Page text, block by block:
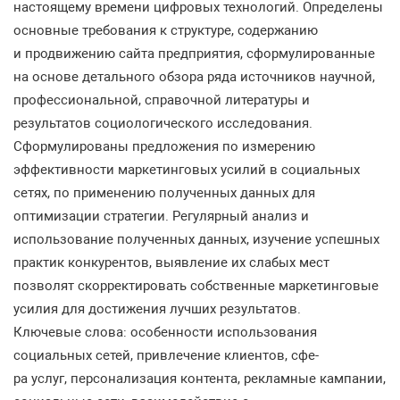
настоящему времени цифровых технологий. Определены
основные требования к структуре, содержанию
и продвижению сайта предприятия, сформулированные
на основе детального обзора ряда источников научной,
профессиональной, справочной литературы и
результатов социологического исследования.
Сформулированы предложения по измерению
эффективности маркетинговых усилий в социальных
сетях, по применению полученных данных для
оптимизации стратегии. Регулярный анализ и
использование полученных данных, изучение успешных
практик конкурентов, выявление их слабых мест
позволят скорректировать собственные маркетинговые
усилия для достижения лучших результатов.
Ключевые слова: особенности использования
социальных сетей, привлечение клиентов, сфе-
ра услуг, персонализация контента, рекламные кампании,